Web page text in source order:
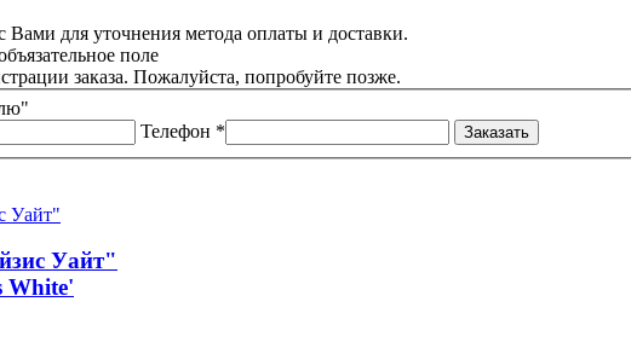
Вами для уточнения метода оплаты и доставки.
поле
заказа. Пожалуйста, попробуйте позже.
Телефон * Заказать
Уайт"
White'